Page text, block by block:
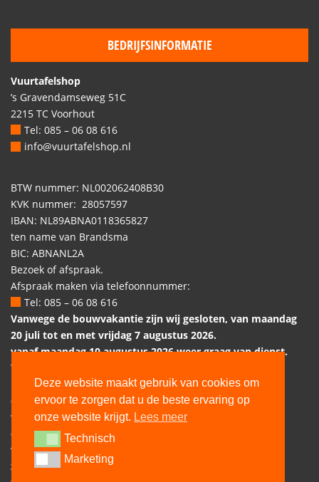
BEDRIJFSINFORMATIE
Vuurtafelshop
’s Gravendamseweg 51C
2215 TC Voorhout
Tel: 085 – 06 08 616
info@vuurtafelshop.nl
BTW nummer: NL002062408B30
KVK nummer: 28057597
IBAN: NL89ABNA0118365827
ten name van Brandsma
BIC: ABNANL2A
Bezoek of afspraak.
Afspraak maken via telefoonnummer:
Tel: 085 – 06 08 616
Vanwege de bouwvakantie zijn wij gesloten, van maandag
20 juli tot en met vrijdag 7 augustus 2026.
vanaf maandag 10 augustus 2026 weer graag van dienst.
Telefonisch bereikbaar:
ma: 9:00 – 12:30
di: 9:00 – 12:30
wo: 9:00 – 12:30
do: 9:00 – 12:30
vr: 9:00 – 12:30
za: gesloten
Deze website maakt gebruik van cookies om
ervoor te zorgen dat u de beste ervaring op
onze website krijgt. Lees meer
TechnischTechnisch
MarketingMarketing